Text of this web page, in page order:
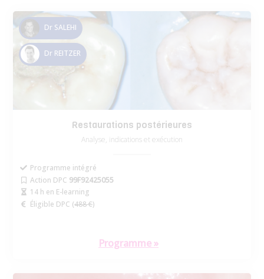
Dr SALEHI
Dr REITZER
Restaurations postérieures
Analyse, indications et exécution
Programme intégré
Action DPC 99F92425055
14 h en E-learning
Éligible DPC (488 €)
Programme »